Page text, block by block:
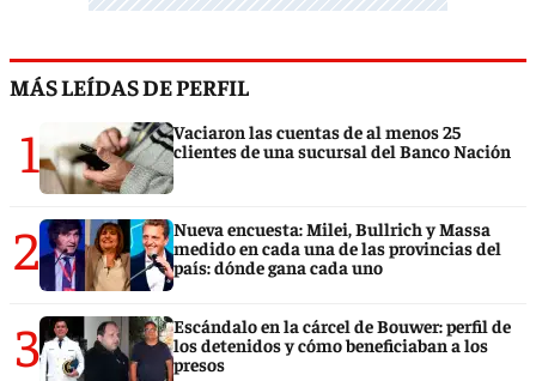
MÁS LEÍDAS DE PERFIL
1
Vaciaron las cuentas de al menos 25
clientes de una sucursal del Banco Nación
2
Nueva encuesta: Milei, Bullrich y Massa
medido en cada una de las provincias del
país: dónde gana cada uno
3
Escándalo en la cárcel de Bouwer: perfil de
los detenidos y cómo beneficiaban a los
presos